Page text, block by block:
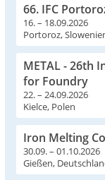
66. IFC
16. – 18.09.2026
Portoroz,
METAL - 26th
for Foundry
22. – 24.09.2026
Kielce, Polen
Iron Melting
30.09. – 01.10.2026
Gießen,